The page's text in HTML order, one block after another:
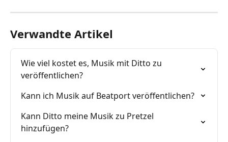
Verwandte Artikel
Wie viel kostet es, Musik mit Ditto zu
veröffentlichen?
Kann ich Musik auf Beatport veröffentlichen?
Kann Ditto meine Musik zu Pretzel
hinzufügen?